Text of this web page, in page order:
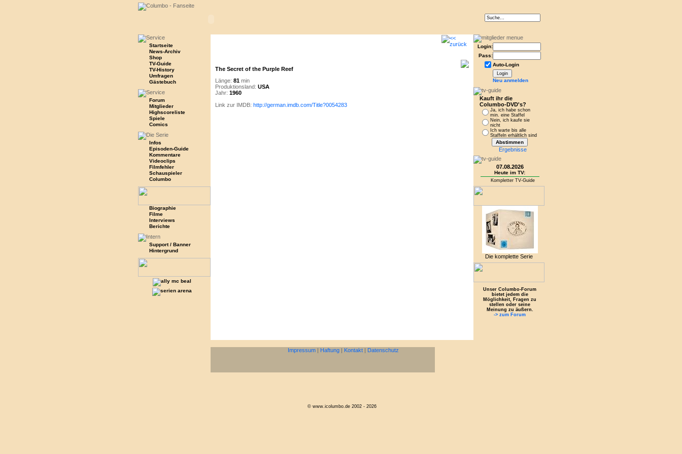
Startseite
News-Archiv
Shop
TV-Guide
TV-History
Umfragen
Gästebuch
Forum
Mitglieder
Highscoreliste
Spiele
Comics
Infos
Episoden-Guide
Kommentare
Videoclips
Filmfehler
Schauspieler
Columbo
Biographie
Filme
Interviews
Berichte
Support / Banner
Hintergrund
Login:
Pass:
Auto-Login
Neu anmelden
Kauft ihr die
Columbo-DVD's?
Ja, ich habe schon
min. eine Staffel
Nein, ich kaufe sie
nicht
Ich warte bis alle
Staffeln erhältlich sind
Ergebnisse
07.08.2026
Heute im TV:
Kompletter TV-Guide
Die komplette Serie
Unser Columbo-Forum
bietet jedem die
Möglichkeit, Fragen zu
stellen oder seine
Meinung zu äußern.
-> zum Forum
The Secret of the Purple Reef
Länge: 81min
Produktionsland: USA
Jahr: 1960
Link zur IMDB: http://german.imdb.com/Title?0054283
Impressum | Haftung | Kontakt | Datenschutz
© www.icolumbo.de 2002 - 2026